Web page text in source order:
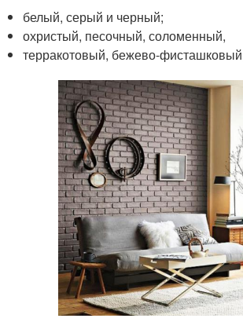
белый, серый и черный;
охристый, песочный, соломенный,
терракотовый, бежево-